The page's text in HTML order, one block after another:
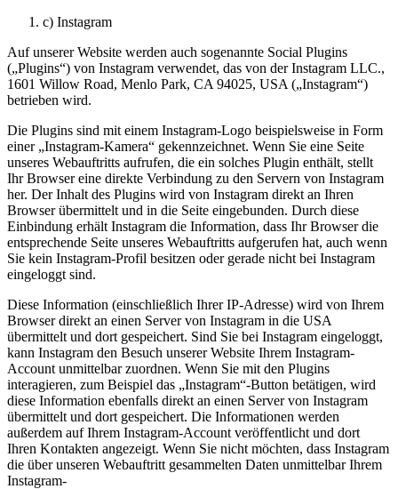
c) Instagram
Auf unserer Website werden auch sogenannte Social Plugins
(„Plugins“) von Instagram verwendet, das von der Instagram LLC.,
1601 Willow Road, Menlo Park, CA 94025, USA („Instagram“)
betrieben wird.
Die Plugins sind mit einem Instagram-Logo beispielsweise in Form
einer „Instagram-Kamera“ gekennzeichnet. Wenn Sie eine Seite
unseres Webauftritts aufrufen, die ein solches Plugin enthält, stellt
Ihr Browser eine direkte Verbindung zu den Servern von Instagram
her. Der Inhalt des Plugins wird von Instagram direkt an Ihren
Browser übermittelt und in die Seite eingebunden. Durch diese
Einbindung erhält Instagram die Information, dass Ihr Browser die
entsprechende Seite unseres Webauftritts aufgerufen hat, auch wenn
Sie kein Instagram-Profil besitzen oder gerade nicht bei Instagram
eingeloggt sind.
Diese Information (einschließlich Ihrer IP-Adresse) wird von Ihrem
Browser direkt an einen Server von Instagram in die USA
übermittelt und dort gespeichert. Sind Sie bei Instagram eingeloggt,
kann Instagram den Besuch unserer Website Ihrem Instagram-
Account unmittelbar zuordnen. Wenn Sie mit den Plugins
interagieren, zum Beispiel das „Instagram“-Button betätigen, wird
diese Information ebenfalls direkt an einen Server von Instagram
übermittelt und dort gespeichert. Die Informationen werden
außerdem auf Ihrem Instagram-Account veröffentlicht und dort
Ihren Kontakten angezeigt. Wenn Sie nicht möchten, dass Instagram
die über unseren Webauftritt gesammelten Daten unmittelbar Ihrem
Instagram-